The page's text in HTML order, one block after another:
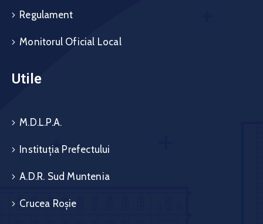
Regulament
Monitorul Oficial Local
Utile
M.D.L.P.A.
Instituția Prefectului
A.D.R. Sud Muntenia
Crucea Roșie